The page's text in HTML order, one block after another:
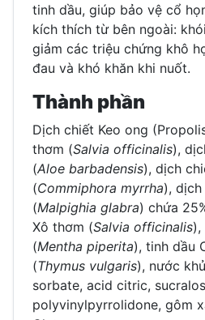
tinh dầu, giúp bảo vệ cổ
kích thích từ bên ngoài:
giảm các triệu chứng khô
đau và khó khăn khi nuốt.
Thành phần
Dịch chiết Keo ong
thơm (Salvia officinalis),
(Aloe barbadensis), dịch
(Commiphora myrrha),
(Malpighia glabra) chứa
Xô thơm (Salvia officinalis),
(Mentha piperita), tinh dầu
(Thymus vulgaris), nước
sorbate, acid citric,
polyvinylpyrrolidone, gôm